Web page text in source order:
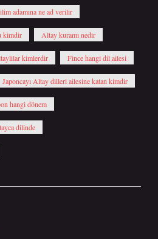
adamına ne ad verilir
kimdir Altay kuramı nedir
kimlerdir Fince hangi dil ailesi
Japoncayı Altay dilleri ailesine katan kimdir
hangi dönem
dilinde